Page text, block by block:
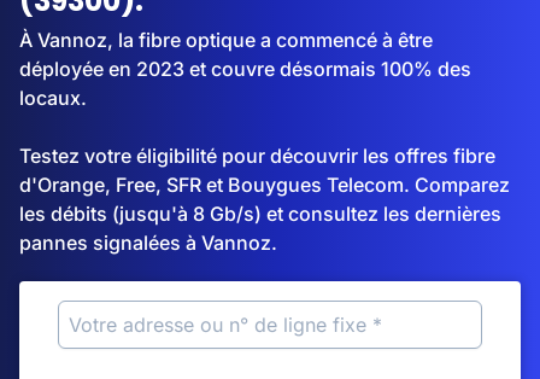
À Vannoz, la fibre optique a commencé à être
déployée en 2023 et couvre désormais 100% des
locaux.
Testez votre éligibilité pour découvrir les offres fibre
d'Orange, Free, SFR et Bouygues Telecom. Comparez
les débits (jusqu'à 8 Gb/s) et consultez les dernières
pannes signalées à Vannoz.